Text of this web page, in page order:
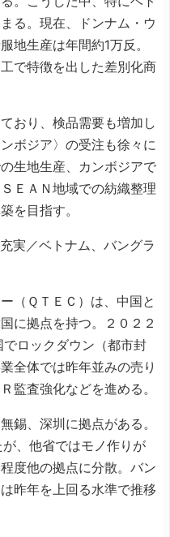
る。現在、ドンナム・ウ
地生産は年間約1万反。
で特徴を出した差別化商
おり、検品需要も増加し
ボジア〉の受注も徐々に
生地生産、カンボジアで
ＥＡＮ地域での紡織整理
を目指す。
実／ベトナム、バングラ
（ＱＴＥＣ）は、中国と
に拠点を持つ。２０２２
ロックダウン（都市封
全体では昨年並みの売り
監査強化などを進める。
錫、深圳に拠点がある。
、他省ではモノ作りが
度他の拠点に分散。バン
昨年を上回る水準で推移